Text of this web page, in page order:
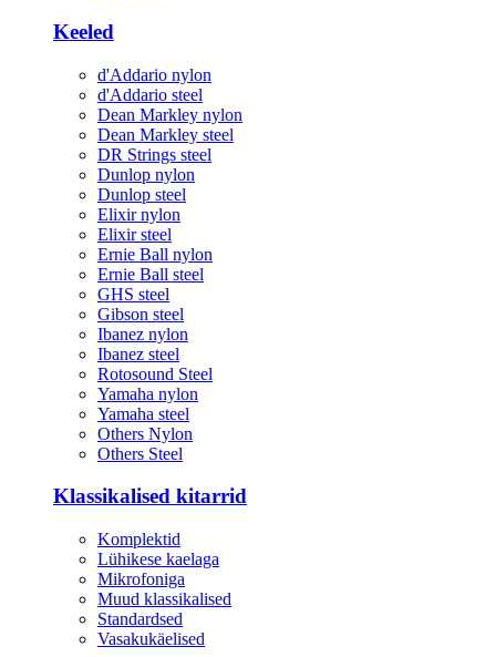
Keeled
d'Addario nylon
d'Addario steel
Dean Markley nylon
Dean Markley steel
DR Strings steel
Dunlop nylon
Dunlop steel
Elixir nylon
Elixir steel
Ernie Ball nylon
Ernie Ball steel
GHS steel
Gibson steel
Ibanez nylon
Ibanez steel
Rotosound Steel
Yamaha nylon
Yamaha steel
Others Nylon
Others Steel
Klassikalised kitarrid
Komplektid
Lühikese kaelaga
Mikrofoniga
Muud klassikalised
Standardsed
Vasakukäelised